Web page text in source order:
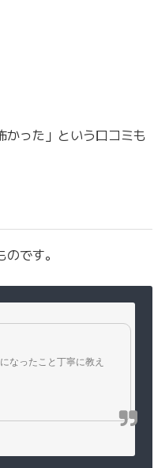
かった」という口コミも
です。
なったこと丁寧に教え